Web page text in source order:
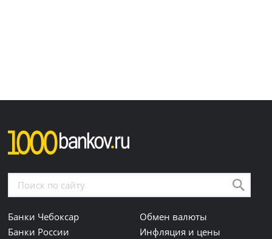
Банки Чебоксар
Банки России
Обмен валюты
Инфляция и цены